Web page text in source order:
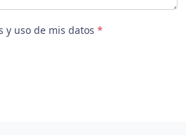
y uso de mis datos *